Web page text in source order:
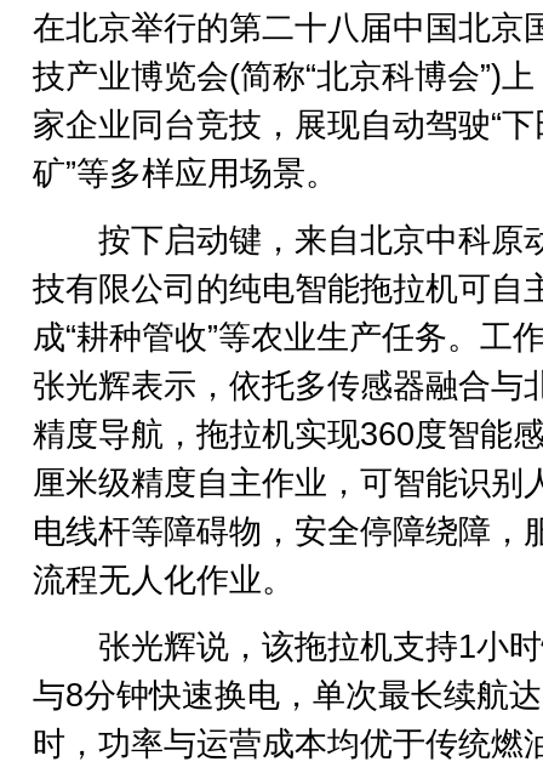
在北京举行的第二十八届中国北京
技产业博览会(简称“北京科博会”)
家企业同台竞技，展现自动驾驶“下
矿”等多样应用场景。
按下启动键，来自北京中科原
技有限公司的纯电智能拖拉机可自
成“耕种管收”等农业生产任务。工
张光辉表示，依托多传感器融合与
精度导航，拖拉机实现360度智能
厘米级精度自主作业，可智能识别
电线杆等障碍物，安全停障绕障，
流程无人化作业。
张光辉说，该拖拉机支持1小
与8分钟快速换电，单次最长续航
时，功率与运营成本均优于传统燃